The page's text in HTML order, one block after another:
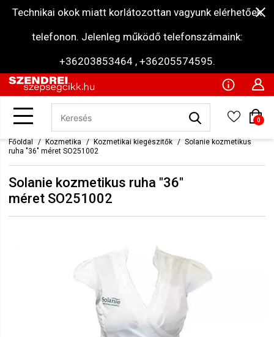
Technikai okok miatt korlátozottan vagyunk elérhetőek
telefonon. Jelenleg működő telefonszámaink:
+36203853464 , +36205574595.
0
Főoldal Kozmetika Kozmetikai kiegészítők
Solanie kozmetikus
ruha "36" méret SO251002
Solanie kozmetikus ruha "36"
méret SO251002